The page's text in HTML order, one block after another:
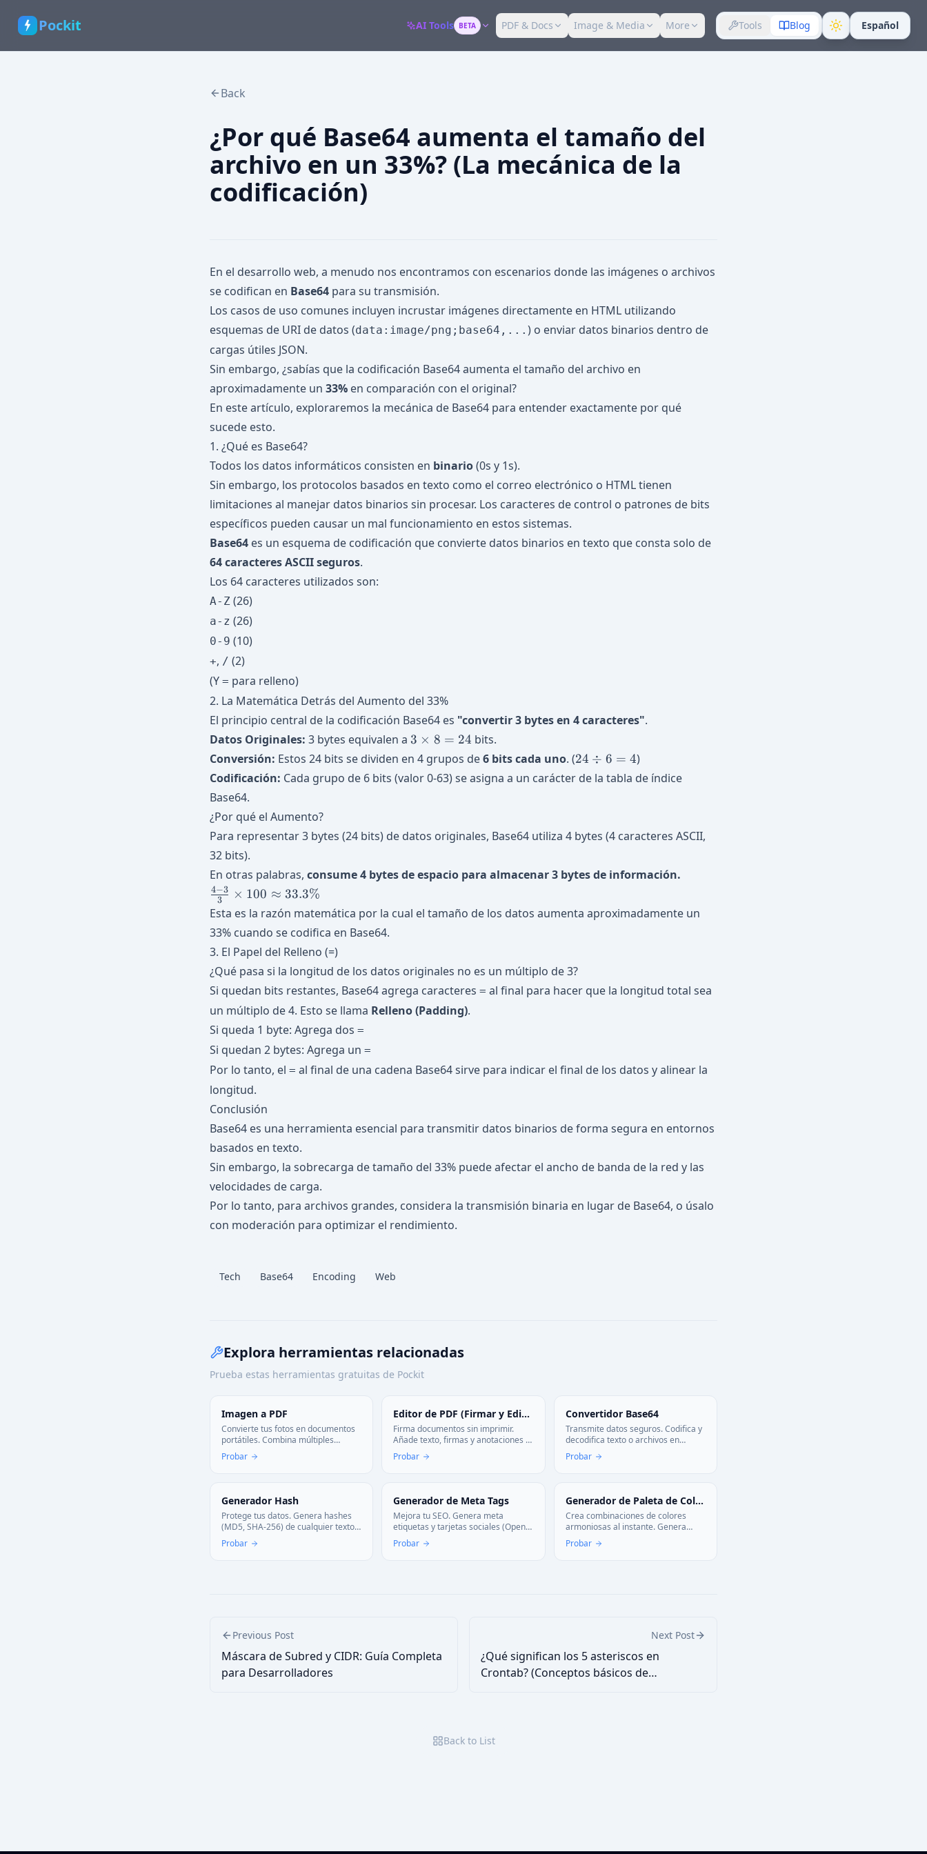
Pockit AI Tools BETA PDF & Docs Image & Media More Tools Blog Español
Back
¿Por qué Base64 aumenta el tamaño del
archivo en un 33%? (La mecánica de la
codificación)
En el desarrollo web, a menudo nos encontramos con escenarios donde las imágenes o archivos
se codifican en Base64 para su transmisión.
Los casos de uso comunes incluyen incrustar imágenes directamente en HTML utilizando
esquemas de URI de datos (data:image/png;base64,... ) o enviar datos binarios dentro de
cargas útiles JSON.
Sin embargo, ¿sabías que la codificación Base64 aumenta el tamaño del archivo en
aproximadamente un 33% en comparación con el original?
En este artículo, exploraremos la mecánica de Base64 para entender exactamente por qué
sucede esto.
1. ¿Qué es Base64?
Todos los datos informáticos consisten en binario(0s y 1s).
Sin embargo, los protocolos basados en texto como el correo electrónico o HTML tienen
limitaciones al manejar datos binarios sin procesar. Los caracteres de control o patrones de bits
específicos pueden causar un mal funcionamiento en estos sistemas.
Base64 es un esquema de codificación que convierte datos binarios en texto que consta solo de
64 caracteres ASCII seguros.
Los 64 caracteres utilizados son:
A-Z (26)
a-z (26)
0-9 (10)
+, / (2)
(Y = para relleno)
2. La Matemática Detrás del Aumento del 33%
El principio central de la codificación Base64 es "convertir 3 bytes en 4 caracteres".
Datos Originales: 3 bytes equivalen a 3
\times
8 =
24
3 × 8 = 24 bits.
Conversión: Estos 24 bits se dividen en 4 grupos de6 bits cada uno. (24
\div
24 ÷ 6 = 4)
Codificación: Cada grupo de 6 bits (valor 0-63) se asigna a un carácter de la tabla de índice
Base64.
¿Por qué el Aumento?
Para representar 3 bytes (24 bits) de datos originales, Base64 utiliza 4 bytes (4 caracteres ASCII,
32 bits).
En otras palabras, consume 4 bytes de espacio para almacenar 3 bytes de información.
\frac{4
- 3}{3}
100
\approx
33.3\%
3
4−3 × 100 ≈ 33.3%
Esta es la razón matemática por la cual el tamaño de los datos aumenta aproximadamente un
33% cuando se codifica en Base64.
3. El Papel del Relleno (=)
¿Qué pasa si la longitud de los datos originales no es un múltiplo de 3?
Si quedan bits restantes, Base64 agrega caracteres = al final para hacer que la longitud total sea
un múltiplo de 4. Esto se llama Relleno (Padding).
Si queda 1 byte: Agrega dos =
Si quedan 2 bytes: Agrega un =
Por lo tanto, el = al final de una cadena Base64 sirve para indicar el final de los datos y alinear la
longitud.
Conclusión
Base64 es una herramienta esencial para transmitir datos binarios de forma segura en entornos
basados en texto.
Sin embargo, la sobrecarga de tamaño del 33% puede afectar el ancho de banda de la red y las
velocidades de carga.
Por lo tanto, para archivos grandes, considera la transmisión binaria en lugar de Base64, o úsalo
con moderación para optimizar el rendimiento.
Tech Base64 Encoding Web
Explora herramientas relacionadas
Prueba estas herramientas gratuitas de Pockit
Imagen a PDF
Convierte tus fotos en documentos
portátiles. Combina múltiples
imágenes en un solo PDF de forma
privada—todo el procesamiento
Probar
Editor de PDF (Firmar y Editar)
Firma documentos sin imprimir.
Añade texto, firmas y anotaciones a
tus PDF directamente en el
navegador. Rápido, gratuito y sin
Probar
Convertidor Base64
Transmite datos seguros. Codifica y
decodifica texto o archivos en
Base64 sin que la información salga
de tu navegador. Privacidad
Probar
Generador Hash
Protege tus datos. Genera hashes
(MD5, SHA-256) de cualquier texto
de forma segura en tu navegador.
Verifica integridad sin riesgos.
Probar
Generador de Meta Tags
Mejora tu SEO. Genera meta
etiquetas y tarjetas sociales (Open
Graph, Twitter) para que tu sitio
destaque en búsquedas y redes.
Probar
Generador de Paleta de Colores
Crea combinaciones de colores
armoniosas al instante. Genera
esquemas cromáticos con la rueda
de colores, extrae colores de
Probar
Previous Post
Máscara de Subred y CIDR: Guía Completa
para Desarrolladores
Next Post
¿Qué significan los 5 asteriscos en
Crontab? (Conceptos básicos de
Back to List